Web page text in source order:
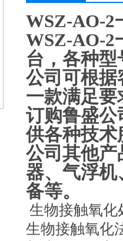
WSZ-AO-2
WSZ-AO-2
台，各种
公司可根据
一款满足
订购鲁盛公
供各种技术
公司其他产
器、气浮机
备等。
生物接触氧化
生物接触氧化